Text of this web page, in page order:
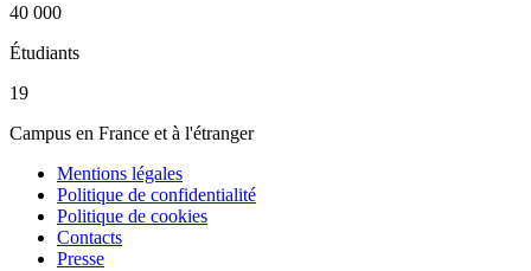
40 000
Étudiants
19
Campus en France et à l'étranger
Mentions légales
Politique de confidentialité
Politique de cookies
Contacts
Presse